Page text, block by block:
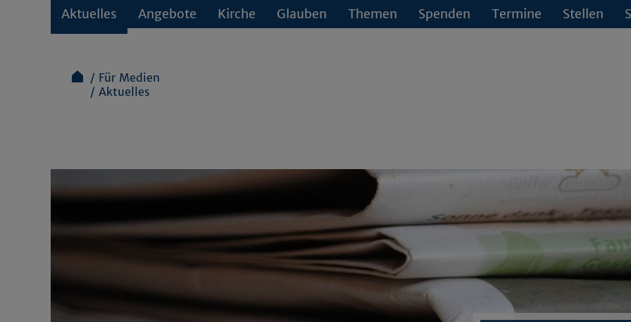
Aktuelles Angebote Kirche Glauben Themen Spenden Termine Stellen
Für Medien
Aktuelles